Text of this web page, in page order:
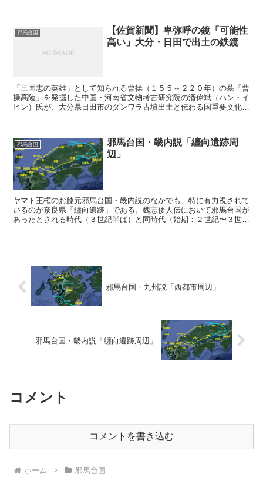
邪馬台国
【佐賀新聞】卑弥呼の鏡「可能性
高い」大分・日田で出土の鉄鏡
「三国志の英雄」として知られる曹操（１５５～２２０年）の墓「曹
操高陵」を発掘した中国・河南省文物考古研究院の潘偉斌（ハン・イ
ヒン）氏が、大分県日田市のダンワラ古墳出土と伝わる国重要文化財
邪馬台国
邪馬台国・畿内説「纏向遺跡周
辺」
ヤマト王権のお膝元邪馬台国・畿内説のなかでも、特に有力視されて
いるのが奈良県「纏向遺跡」である。魏志倭人伝において邪馬台国が
あったとされる時代（３世紀半ば）と同時代（始期：２世紀〜３世紀
邪馬台国・九州説「西都市周辺」
邪馬台国・畿内説「纏向遺跡周辺」
コメント
コメントを書き込む
ホーム 邪馬台国